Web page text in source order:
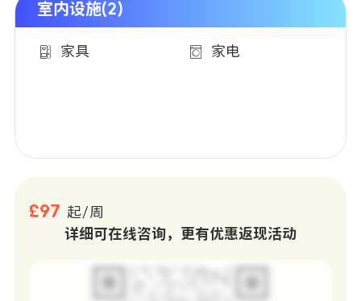
室内设施(2)
家具 家电
£97 起/周
详细可在线咨询，更有优惠返现活动